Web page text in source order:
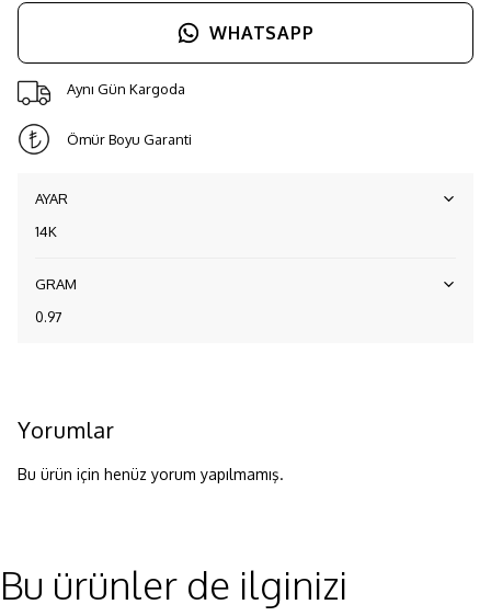
WHATSAPP
Aynı Gün Kargoda
Ömür Boyu Garanti
AYAR
14K
GRAM
0.97
Yorumlar
Bu ürün için henüz yorum yapılmamış.
Bu ürünler de ilginizi